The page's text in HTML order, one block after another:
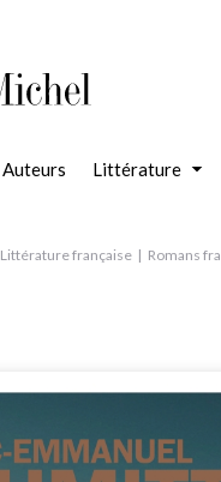
Auteurs Littérature
Littérature française Romans